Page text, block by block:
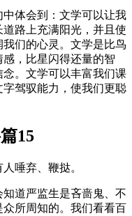
体会到：文学可以让我
路上充满阳光，并且使
们的心灵。文学是比鸟
，比星闪得还量的智
。文学可以丰富我们课
驾驭能力，使我们更聪
15
唾弃、鞭挞。
道严监生是吝啬鬼、不
所周知的。我们看看百